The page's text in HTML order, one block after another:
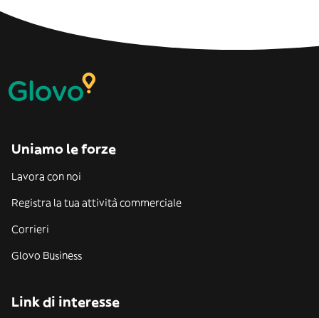
Uniamo le forze
Lavora con noi
Registra la tua attività commerciale
Corrieri
Glovo Business
Link di interesse